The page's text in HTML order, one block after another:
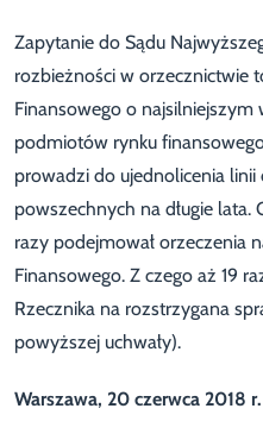
Zapytanie do Sądu
rozbieżności w orzecznictwie
Finansowego o najsilniejszym
podmiotów rynku
prowadzi do ujednolicenia linii
powszechnych na długie
razy podejmował orzeczenia
Finansowego. Z czego aż 19
Rzecznika na rozstrzygana
powyższej uchwały).
Warszawa, 20 czerwca 2018 r.